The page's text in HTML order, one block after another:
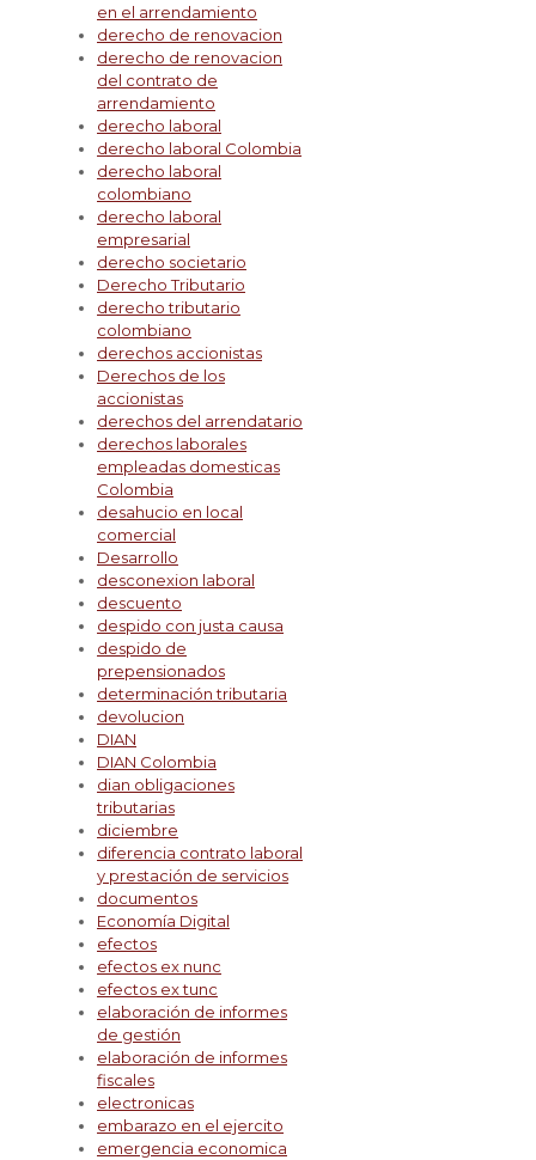
en el arrendamiento
derecho de renovacion
derecho de renovacion
del contrato de
arrendamiento
derecho laboral
derecho laboral Colombia
derecho laboral
colombiano
derecho laboral
empresarial
derecho societario
Derecho Tributario
derecho tributario
colombiano
derechos accionistas
Derechos de los
accionistas
derechos del arrendatario
derechos laborales
empleadas domesticas
Colombia
desahucio en local
comercial
Desarrollo
desconexion laboral
descuento
despido con justa causa
despido de
prepensionados
determinación tributaria
devolucion
DIAN
DIAN Colombia
dian obligaciones
tributarias
diciembre
diferencia contrato laboral
y prestación de servicios
documentos
Economía Digital
efectos
efectos ex nunc
efectos ex tunc
elaboración de informes
de gestión
elaboración de informes
fiscales
electronicas
embarazo en el ejercito
emergencia economica